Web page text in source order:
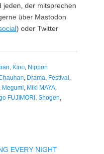
jeden, der mitsprechen
über Mastodon
) oder Twitter
, Kino, Nippon
, Drama, Festival,
, Megumi, Miki MAYA,
FUJIMORI, Shogen,
EVERY NIGHT